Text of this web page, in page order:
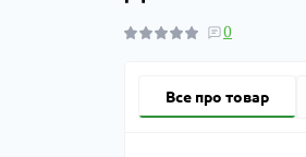
0
Все про товар